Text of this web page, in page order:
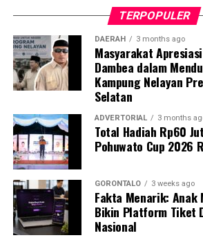
Selain skrining TBC, mahasiswa turut
nakes Puskesmas Talaga Jaya dalam
pelayanan Cek Kesehatan Gratis
pengukuran tekanan darah, cek kadar
penapisan faktor risiko penyakit tidak
sebagai upaya promotif-preventif.
Perwakilan DPL KKN-PK, Dr. dr.
Kasim, M.Kes., menegaskan bahwa
mahasiswa merupakan bentuk
Perguruan Tinggi dalam mengawal
layanan kesehatan primer.
TERPOPULER
DAERAH 3 months ago
Masyarakat
Dambea dalam
Kampung Nelayan
Selatan
ADVERTORIAL 3 months
Total Hadiah Rp60
Pohuwato Cup 2026
GORONTALO 3 weeks ago
Fakta Menarik: Anak
Bikin Platform Tiket
Nasional